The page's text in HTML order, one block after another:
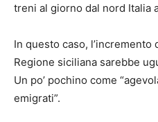
treni al giorno dal nord Italia
In questo caso,
Regione siciliana sarebbe
Un po’ pochino come
emigrati”.